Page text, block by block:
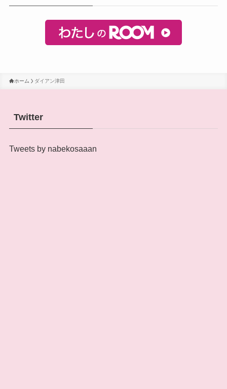
ホーム ダイアン津田
Twitter
Tweets by nabekosaaan